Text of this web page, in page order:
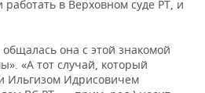
в Верховном суде РТ, и
она с этой знакомой
«А тот случай, который
Ильгизом Идрисовичем